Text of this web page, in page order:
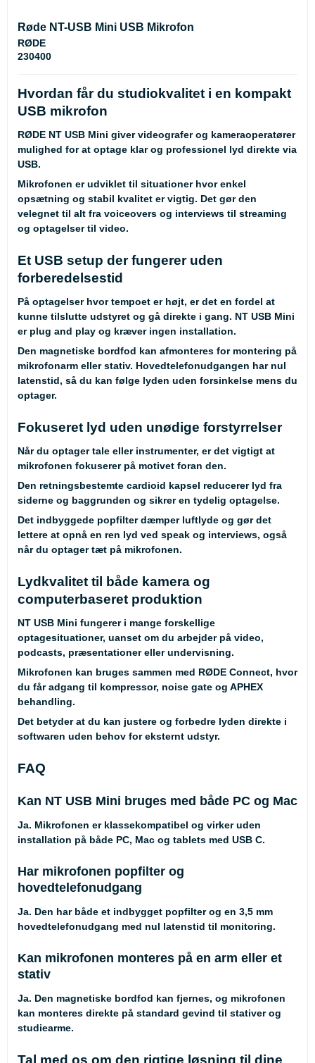
Røde NT-USB Mini USB Mikrofon
RØDE
230400
Hvordan får du studiokvalitet i en kompakt
USB mikrofon
RØDE NT USB Mini giver videografer og kameraoperatører
mulighed for at optage klar og professionel lyd direkte via
USB.
Mikrofonen er udviklet til situationer hvor enkel
opsætning og stabil kvalitet er vigtig. Det gør den
velegnet til alt fra voiceovers og interviews til streaming
og optagelser til video.
Et USB setup der fungerer uden
forberedelsestid
På optagelser hvor tempoet er højt, er det en fordel at
kunne tilslutte udstyret og gå direkte i gang. NT USB Mini
er plug and play og kræver ingen installation.
Den magnetiske bordfod kan afmonteres for montering på
mikrofonarm eller stativ. Hovedtelefonudgangen har nul
latenstid, så du kan følge lyden uden forsinkelse mens du
optager.
Fokuseret lyd uden unødige forstyrrelser
Når du optager tale eller instrumenter, er det vigtigt at
mikrofonen fokuserer på motivet foran den.
Den retningsbestemte cardioid kapsel reducerer lyd fra
siderne og baggrunden og sikrer en tydelig optagelse.
Det indbyggede popfilter dæmper luftlyde og gør det
lettere at opnå en ren lyd ved speak og interviews, også
når du optager tæt på mikrofonen.
Lydkvalitet til både kamera og
computerbaseret produktion
NT USB Mini fungerer i mange forskellige
optagesituationer, uanset om du arbejder på video,
podcasts, præsentationer eller undervisning.
Mikrofonen kan bruges sammen med RØDE Connect, hvor
du får adgang til kompressor, noise gate og APHEX
behandling.
Det betyder at du kan justere og forbedre lyden direkte i
softwaren uden behov for eksternt udstyr.
FAQ
Kan NT USB Mini bruges med både PC og Mac
Ja. Mikrofonen er klassekompatibel og virker uden
installation på både PC, Mac og tablets med USB C.
Har mikrofonen popfilter og
hovedtelefonudgang
Ja. Den har både et indbygget popfilter og en 3,5 mm
hovedtelefonudgang med nul latenstid til monitoring.
Kan mikrofonen monteres på en arm eller et
stativ
Ja. Den magnetiske bordfod kan fjernes, og mikrofonen
kan monteres direkte på standard gevind til stativer og
studiearme.
Tal med os om den rigtige løsning til dine